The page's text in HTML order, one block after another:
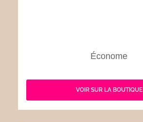
Économe
VOIR SUR LA BOUTIQUE